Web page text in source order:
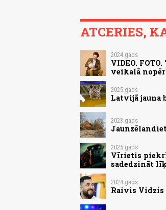
ATCERIES,
2024.gads
VIDEO.
veikalā
2025.gads
Latvijā jauna
2023.gads
2025.gads
Vīrietis
sadedzināt
2024.gads
Raivis Vidzis